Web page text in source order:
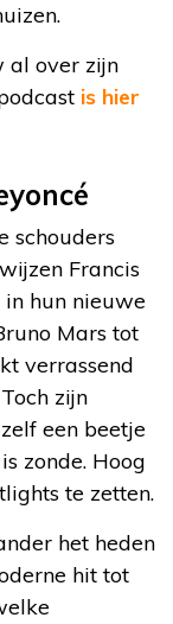
al over zijn
is hier
schouders
Francis
in hun nieuwe
Mars tot
verrassend
zijn
een beetje
zonde. Hoog
te zetten.
het heden
hit tot